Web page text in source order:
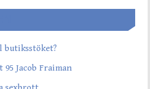
butiksstöket?
Jacob Fraiman